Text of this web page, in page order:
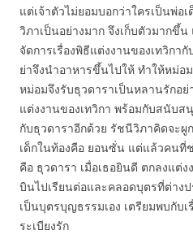
แต่เจ้าตัวไม่ยอมบอกว่าใครเป็นพ่
วิภาเป็นอย่างมาก จึงเก็บตัวมากขึ้
จัดการเรื่องพิธีแต่งงานของเทวิกา
ย่าจึงนำอาหารขึ้นไปให้ ทำให้หม่อ
หม่อมจึงรับธุวดาราเป็นหลานรักอย่
แต่งงานของเทวิกา พร้อมกับสนับ
กับธุวดาราอีกด้วย รัชนีวิภาคิดจะผู
เด็กในท้องคือ ยอนซั่น แต่แล้วคนที่
คือ ธุวดารา เมื่อเธอยินดี ตกลงแต่
บินไปเรียนต่อและคลอดบุตรที่ต่าง
เป็นบุตรบุญธรรมเอง เตรียมพบกับ
ระเบียงรัก